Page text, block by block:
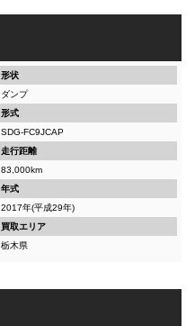
形状
ダンプ
形式
SDG-FC9JCAP
走行距離
83,000km
年式
2017年(平成29年)
買取エリア
栃木県